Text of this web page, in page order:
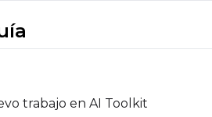
trabajo en AI Toolkit